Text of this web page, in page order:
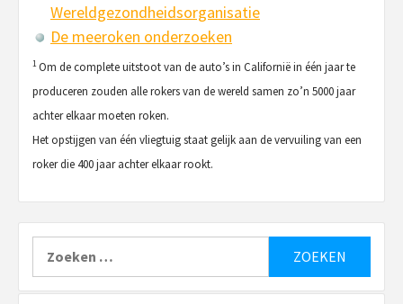
Wereldgezondheidsorganisatie
De meeroken onderzoeken
1Om de complete uitstoot van de auto’s in Californië in één jaar te
produceren zouden alle rokers van de wereld samen zo’n 5000 jaar
achter elkaar moeten roken.
Het opstijgen van één vliegtuig staat gelijk aan de vervuiling van een
roker die 400 jaar achter elkaar rookt.
naar: